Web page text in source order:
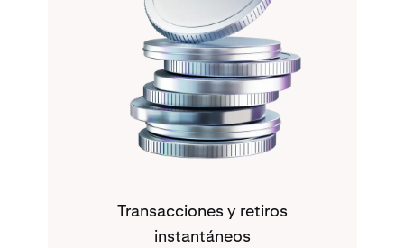
Transacciones y retiros
instantáneos